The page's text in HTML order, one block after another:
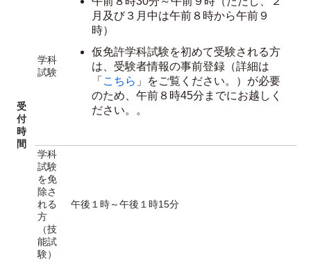
受
付
時
間
学科
試験
月及び３月中は午前８時から午前９
時）
仮免許学科試験を初めて受験される方
は、受験者情報の事前登録（詳細は
「 こちら 」をご覧ください。）が必要
のため、午前８時45分までにお越しく
ださい。。
学科
試験
を免
除さ
れる
方
（技
能試
験）
午後１時～午後１時15分